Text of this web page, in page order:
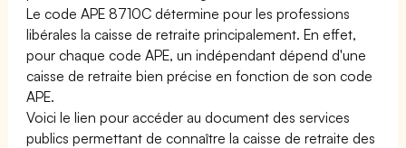
Le code APE 8710C détermine pour les professions
libérales la caisse de retraite principalement. En effet,
pour chaque code APE, un indépendant dépend d'une
caisse de retraite bien précise en fonction de son code
APE.
Voici le lien pour accéder au document des services
publics permettant de connaître la caisse de retraite des